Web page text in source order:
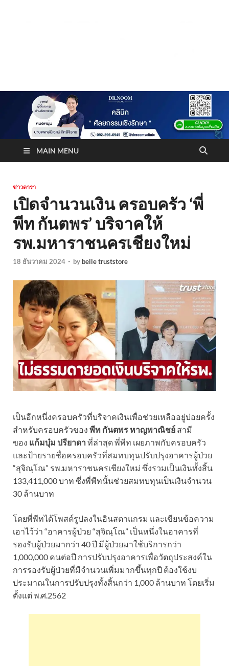
Truststoreonline
MAIN MENU
ข่าวดารา
เปิดจำนวนเงิน ครอบครัว ‘พี่
พีท กันตพร’ บริจาคให้
รพ.มหาราชนครเชียงใหม่
18 ธันวาคม 2024 - bybelle truststore
เป็นอีกหนึ่งครอบครัวที่บริจาคเงินเพื่อช่วยเหลืออยู่บ่อยครั้ง
สำหรับครอบครัวของ พีท กันตพร หาญพาณิชย์ สามี
ของ แก้มบุ๋ม ปรียาดา ที่ล่าสุด พี่พีท เผยภาพกับครอบครัว
และป้ายรายชื่อครอบครัวที่สมทบทุนปรับปรุงอาคารผู้ป่วย
“สุจิณฺโณ” รพ.มหาราชนครเชียงใหม่ ซึ่งรวมเป็นเงินทั้งสิ้น
133,411,000 บาท ซึ่งพี่พีทนั้นช่วยสมทบทุนเป็นเงินจำนวน
30 ล้านบาท
โดยพี่พีทได้โพสต์รูปลงในอินสตาแกรม และเขียนข้อความ
เอาไว้ว่า “อาคารผู้ป่วย “สุจิณฺโณ” เป็นหนึ่งในอาคารที่
รองรับผู้ป่วยมากว่า 40 ปี มีผู้ป่วยมาใช้บริการกว่า
1,000,000 คนต่อปี การปรับปรุงอาคารเพื่อวัตถุประสงค์ใน
การรองรับผู้ป่วยที่มีจำนวนเพิ่มมากขึ้นทุกปี ต้องใช้งบ
ประมาณในการปรับปรุงทั้งสิ้นกว่า 1,000 ล้านบาท โดยเริ่ม
ตั้งแต่ พ.ศ.2562